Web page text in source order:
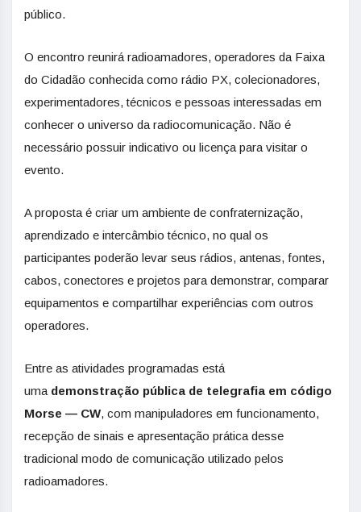
público.
O encontro reunirá radioamadores, operadores da Faixa
do Cidadão conhecida como rádio PX, colecionadores,
experimentadores, técnicos e pessoas interessadas em
conhecer o universo da radiocomunicação. Não é
necessário possuir indicativo ou licença para visitar o
evento.
A proposta é criar um ambiente de confraternização,
aprendizado e intercâmbio técnico, no qual os
participantes poderão levar seus rádios, antenas, fontes,
cabos, conectores e projetos para demonstrar, comparar
equipamentos e compartilhar experiências com outros
operadores.
Entre as atividades programadas está
uma demonstração pública de telegrafia em código
Morse — CW, com manipuladores em funcionamento,
recepção de sinais e apresentação prática desse
tradicional modo de comunicação utilizado pelos
radioamadores.